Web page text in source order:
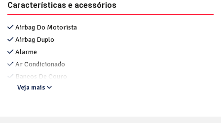
Características e acessórios
Airbag Do Motorista
Airbag Duplo
Alarme
Ar Condicionado
Bancos De Couro
Veja mais